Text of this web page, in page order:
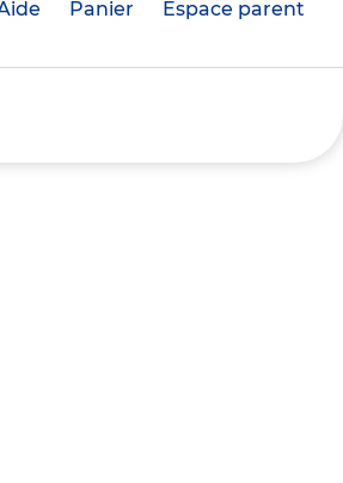
Panier crèche(s)
Espace parent